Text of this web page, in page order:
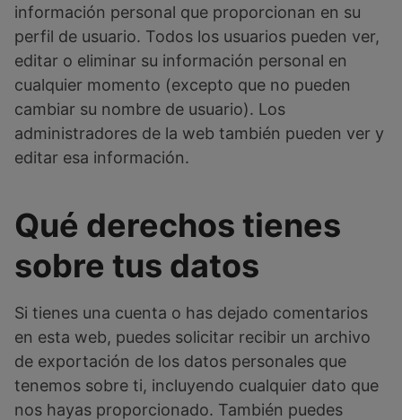
información personal que proporcionan en su
perfil de usuario. Todos los usuarios pueden ver,
editar o eliminar su información personal en
cualquier momento (excepto que no pueden
cambiar su nombre de usuario). Los
administradores de la web también pueden ver y
editar esa información.
Qué derechos tienes
sobre tus datos
Si tienes una cuenta o has dejado comentarios
en esta web, puedes solicitar recibir un archivo
de exportación de los datos personales que
tenemos sobre ti, incluyendo cualquier dato que
nos hayas proporcionado. También puedes